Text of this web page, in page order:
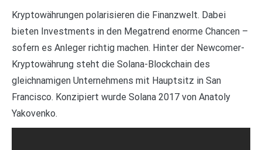
Kryptowährungen polarisieren die Finanzwelt. Dabei
bieten Investments in den Megatrend enorme Chancen –
sofern es Anleger richtig machen. Hinter der Newcomer-
Kryptowährung steht die Solana-Blockchain des
gleichnamigen Unternehmens mit Hauptsitz in San
Francisco. Konzipiert wurde Solana 2017 von Anatoly
Yakovenko.